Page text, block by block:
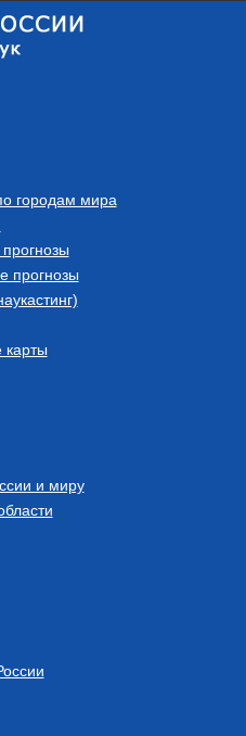
городам мира
прогнозы
карты
и миру